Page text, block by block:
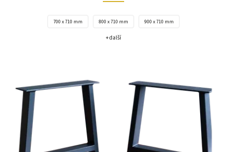
700 x 710 mm 800 x 710 mm 900 x 710 mm
+ další